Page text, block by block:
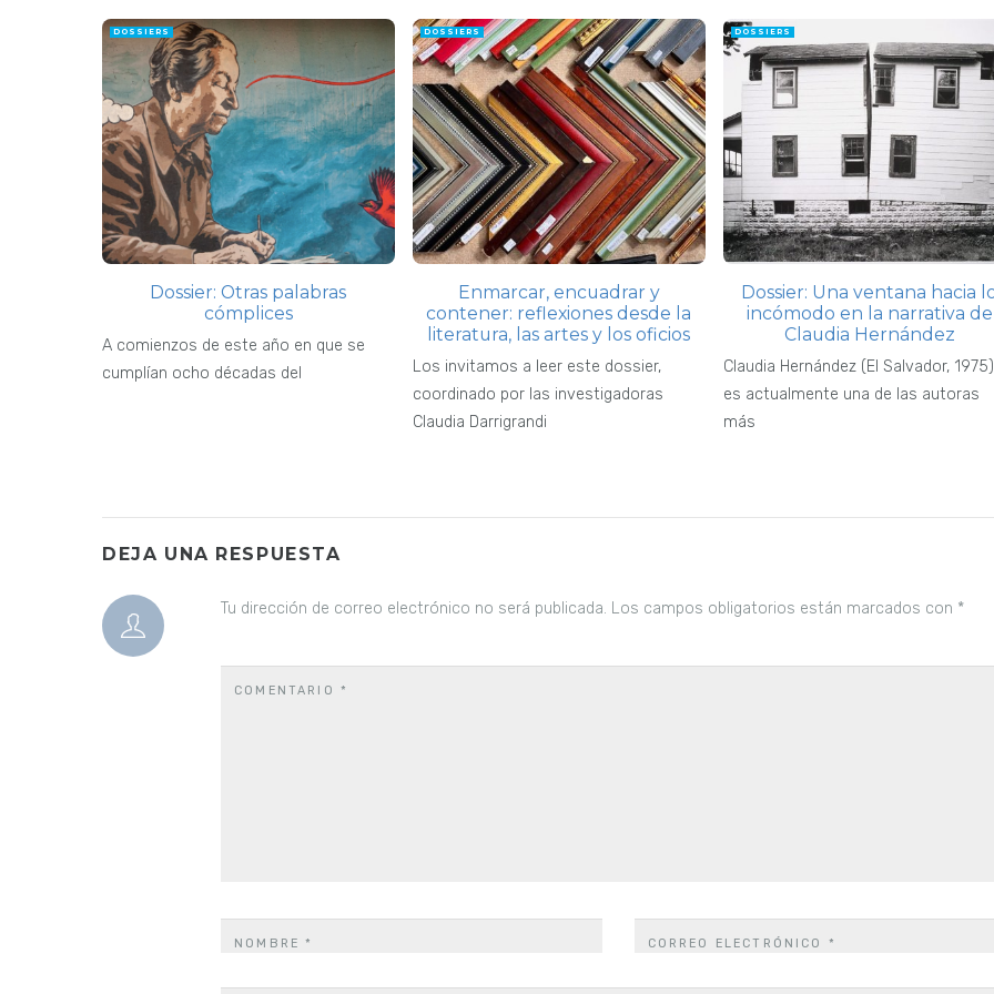
DOSSIERS
Dossier: Otras palabras
cómplices
A comienzos de este año en que se
cumplían ocho décadas del
DOSSIERS
Enmarcar, encuadrar y
contener: reflexiones desde la
literatura, las artes y los oficios
Los invitamos a leer este dossier,
coordinado por las investigadoras
Claudia Darrigrandi
DOSSIERS
Dossier: Una ventana hacia
incómodo en la narrativa de
Claudia Hernández
Claudia Hernández (El Salvador, 1975)
es actualmente una de las autoras
más
DEJA UNA RESPUESTA
Tu dirección de correo electrónico no será publicada. Los campos obligatorios están marcados con *
COMENTARIO *
NOMBRE* CORREO ELECTRÓNICO *